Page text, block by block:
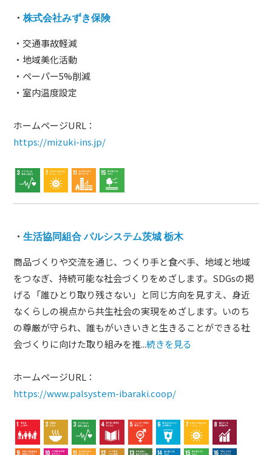
・株式会社みずき保険
・交通事故軽減
・地域美化活動
・ペーパー5%削減
・室内温度設定
ホームページURL：
https://mizuki-ins.jp/
・生活協同組合 パルシステム茨城 栃木
商品づくりや交流を通じ、つくり手と食べ手、地域と地域
をつなぎ、持続可能な社会づくりをめざします。SDGsの掲
げる「誰ひとり取り残さない」と同じ方向を見すえ、身近
なくらしの視点から共生社会の実現をめざします。いのち
の尊厳が守られ、誰もがいきいきと生きることができる社
会づくりに向けた取り組みを推...続きを見る
ホームページURL：
https://www.palsystem-ibaraki.coop/